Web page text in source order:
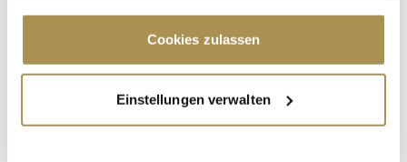
Cookie-Erklärung oder durch Klicken auf das Privacy
Trigger Symbol ändern oder widerrufen
Informationen über Ihre geografische Lage
erfassen, welche bis auf einige Meter genau sein
Cookies zulassen
Einstellungen verwalten